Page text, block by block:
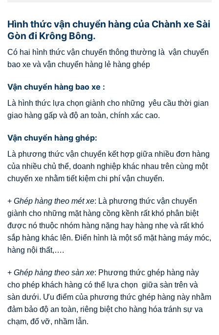
Hình thức vận chuyển hàng của Chành xe Sài
Gòn đi Krông Bông.
Có hai hình thức vận chuyển thông thường là vận chuyển
bao xe và vận chuyển hàng lẻ hàng ghép
Vận chuyển hàng bao xe :
Là hình thức lựa chọn giành cho những yêu cầu thời gian
giao hàng gấp và độ an toàn, chính xác cao.
Vận chuyển hàng ghép:
Là phương thức vận chuyển kết hợp giữa nhiều đơn hàng
của nhiều chủ thể, doanh nghiệp khác nhau trên cùng một
chuyến xe nhằm tiết kiệm chi phí vận chuyển.
+ Ghép hàng theo mét xe: Là phương thức vận chuyển
giành cho những mặt hàng cồng kềnh rất khó phân biệt
được nó thuộc nhóm hàng nặng hay hàng nhẹ và rất khó
sắp hàng khác lên. Điển hình là một số mặt hàng máy móc,
hàng nội thất,….
+ Ghép hàng theo sàn xe: Phương thức ghép hàng này
cho phép khách hàng có thể lựa chọn giữa sàn trên và
sàn dưới. Ưu điểm của phương thức ghép hàng này nhằm
đảm bảo độ an toàn, riêng biệt cho hàng hóa tránh sự va
chạm, đổ vỡ, nhầm lẫn.